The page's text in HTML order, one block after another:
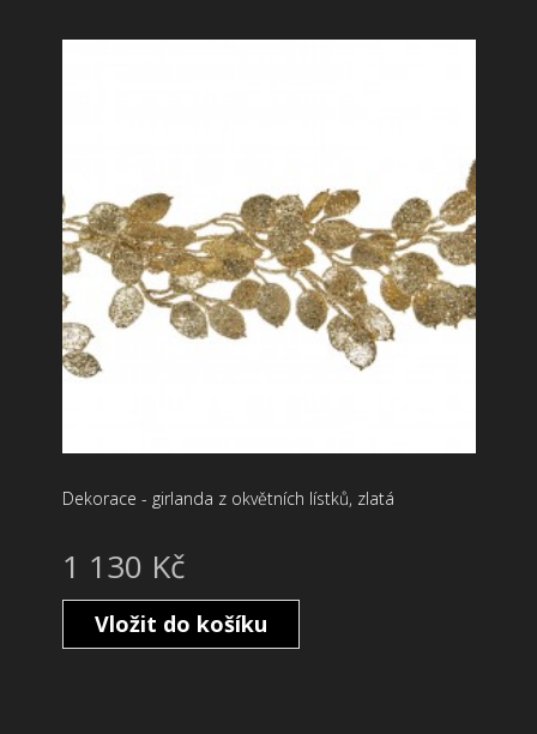
Dekorace - girlanda z okvětních lístků, zlatá
1 130 Kč
Vložit do košíku